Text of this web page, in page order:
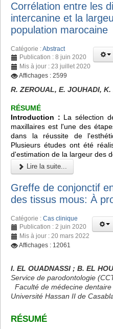
Corrélation entre les
intercanine et la
population marocaine
Catégorie :Abstract
Publication : 8 juin 2020
Mis à jour : 23 juillet 2020
Affichages : 2599
R. ZEROUAL, E. JOUHADI,
RÉSUMÉ
Introduction : La sélection
maxillaires est l'une des
dans la réussite de
Plusieurs études ont été
d'estimation de la largeur des
Lire la suite...
Greffe de conjonctif
des tissus mous: À
Catégorie : Cas clinique
Publication : 2 juin 2020
Mis à jour : 20 mars 2022
Affichages : 12061
I. EL OUADNASSI ; B. EL
Service de parodontologie
Faculté de médecine
Université Hassan II de
RÉSUMÉ